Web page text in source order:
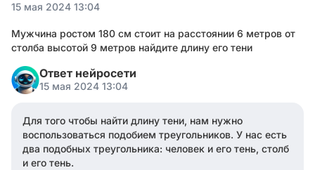
15 мая 2024 13:04
Мужчина ростом 180 см стоит на расстоянии 6 метров от
столба высотой 9 метров найдите длину его тени
Ответ нейросети
15 мая 2024 13:04
Для того чтобы найти длину тени, нам нужно
воспользоваться подобием треугольников. У нас есть
два подобных треугольника: человек и его тень, столб
и его тень.